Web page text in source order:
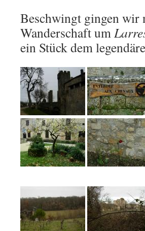
Beschwingt gingen wir
Wanderschaft um
ein Stück dem